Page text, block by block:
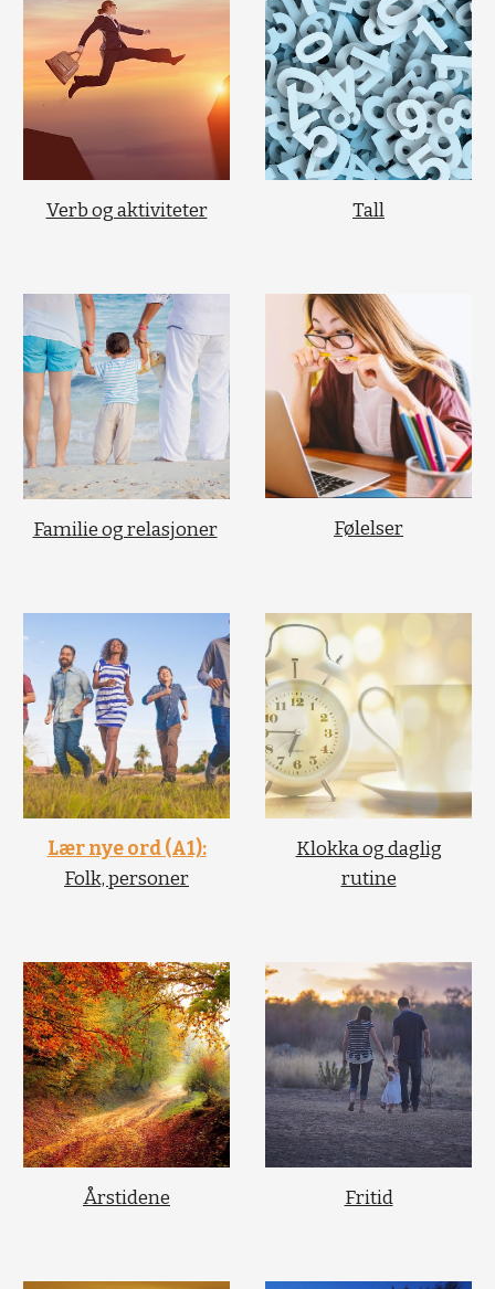
Verb og aktiviteter Tall
Familie og relasjoner Følelser
Lær nye ord (A1):
Folk, personer
Klokka og daglig
rutine
Årstidene Fritid